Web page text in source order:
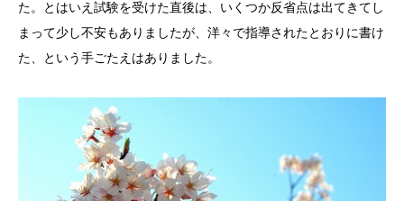
た。とはいえ試験を受けた直後は、いくつか反省点は出てきてし
まって少し不安もありましたが、洋々で指導されたとおりに書け
た、という手ごたえはありました。